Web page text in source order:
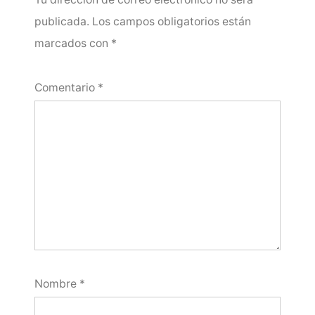
publicada. Los campos obligatorios están
marcados con *
Comentario *
Nombre *